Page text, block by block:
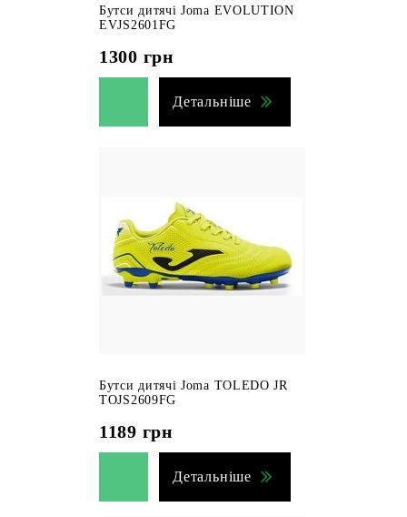
Бутси дитячі Joma EVOLUTION
EVJS2601FG
1300 грн
Детальніше
Бутси дитячі Joma TOLEDO JR
TOJS2609FG
1189 грн
Детальніше